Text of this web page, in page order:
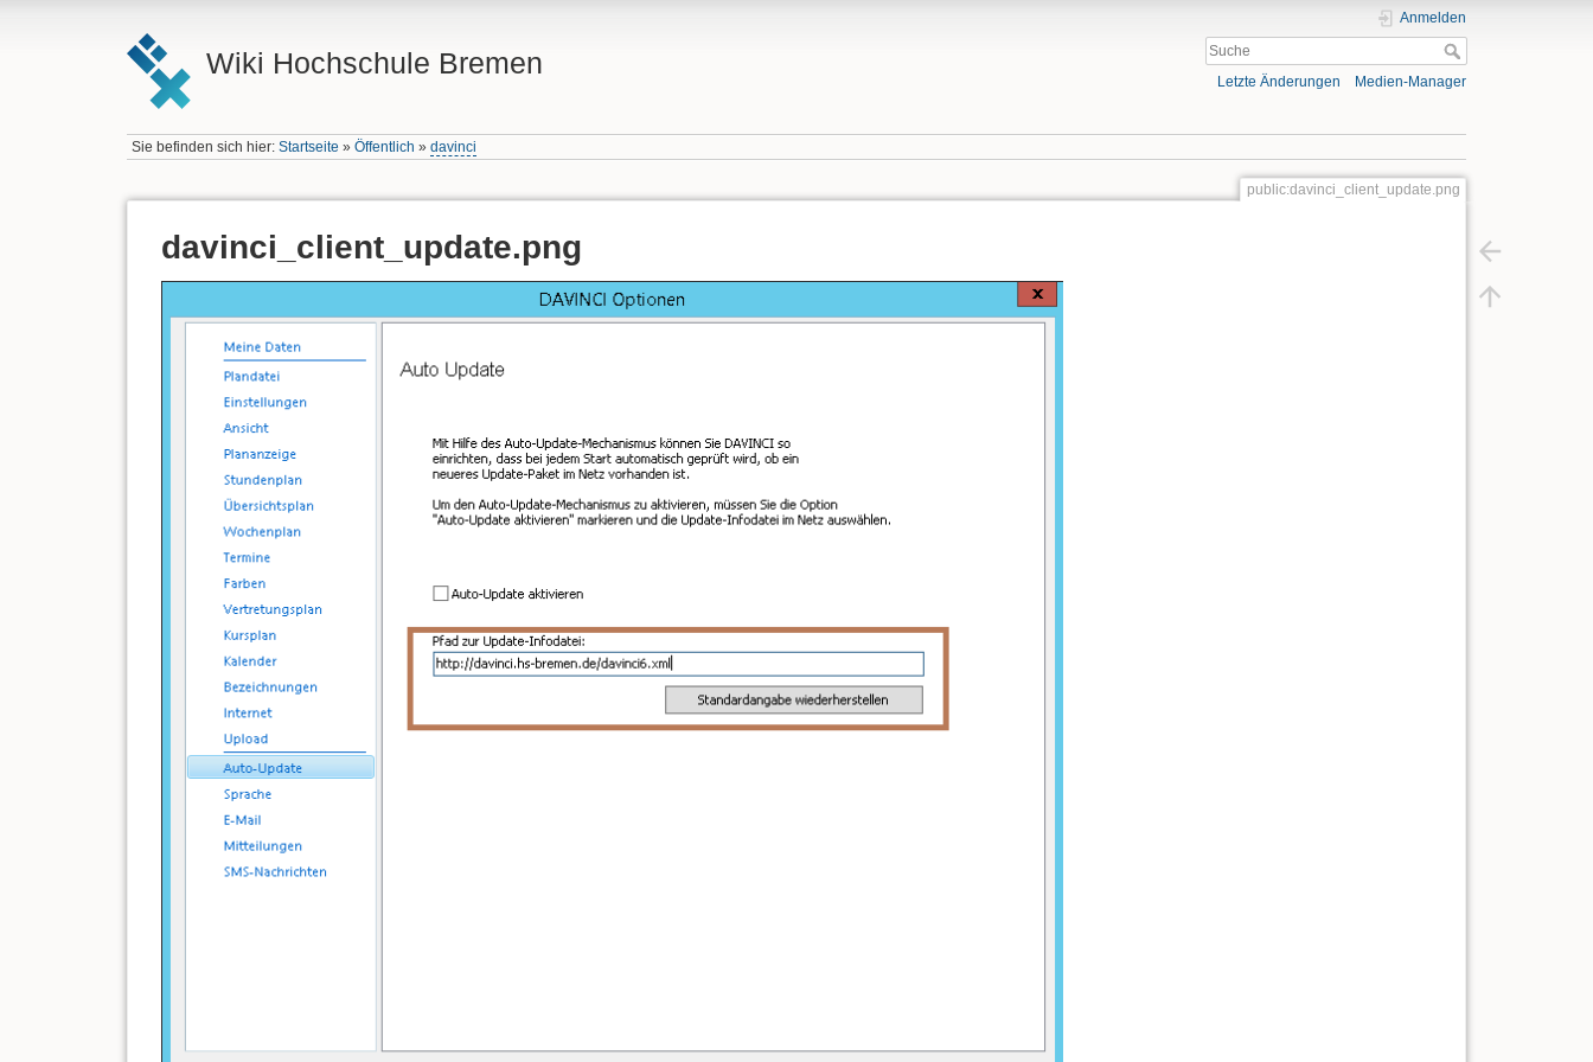
Wiki Hochschule Bremen
Anmelden
Letzte Änderungen Medien-Manager
Sie befinden sich hier:Startseite »Öffentlich »davinci
public:davinci_client_update.png
davinci_client_update.png